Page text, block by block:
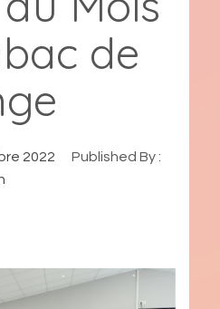
de
2022
Published By :